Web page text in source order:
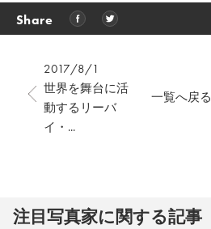
Share
2017/8/1
世界を舞台に活
動するリーバ
イ・...
一覧へ戻る
注⽬写真家に関する記事